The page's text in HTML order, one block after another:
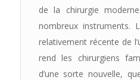
de la chirurgie
nombreux instruments.
relativement récente de
rend les chirurgiens
d’une sorte nouvelle,